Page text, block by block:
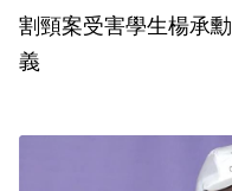
割頸案受害學生楊承
義